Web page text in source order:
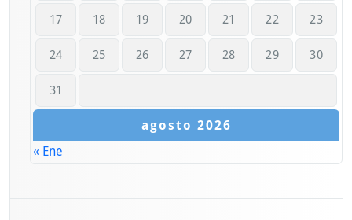
agosto 2026
17 18 19 20 21 22 23
24 25 26 27 28 29 30
31
« Ene